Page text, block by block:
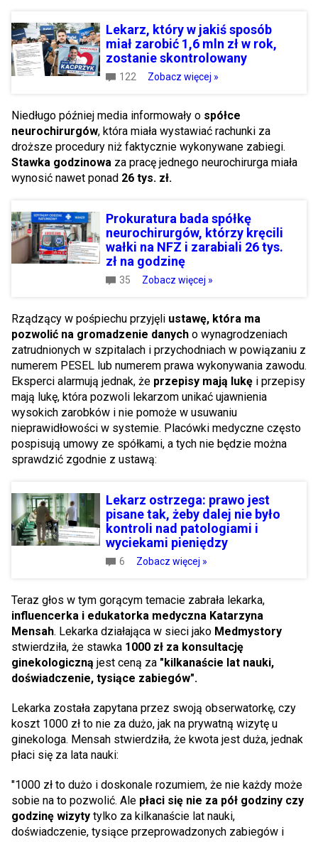
Lekarz, który w jakiś sposób
miał zarobić 1,6 mln zł w rok,
zostanie skontrolowany
122 Zobacz więcej »
Niedługo później media informowały o spółce
neurochirurgów, która miała wystawiać rachunki za
droższe procedury niż faktycznie wykonywane zabiegi.
Stawka godzinowa za pracę jednego neurochirurga miała
wynosić nawet ponad 26 tys. zł.
Prokuratura bada spółkę
neurochirurgów, którzy kręcili
wałki na NFZ i zarabiali 26 tys.
zł na godzinę
35 Zobacz więcej »
Rządzący w pośpiechu przyjęli ustawę, która ma
pozwolić na gromadzenie danych o wynagrodzeniach
zatrudnionych w szpitalach i przychodniach w powiązaniu z
numerem PESEL lub numerem prawa wykonywania zawodu.
Eksperci alarmują jednak, że przepisy mają lukę i przepisy
mają lukę, która pozwoli lekarzom unikać ujawnienia
wysokich zarobków i nie pomoże w usuwaniu
nieprawidłowości w systemie. Placówki medyczne często
pospisują umowy ze spółkami, a tych nie będzie można
sprawdzić zgodnie z ustawą:
Lekarz ostrzega: prawo jest
pisane tak, żeby dalej nie było
kontroli nad patologiami i
wyciekami pieniędzy
6 Zobacz więcej »
Teraz głos w tym gorącym temacie zabrała lekarka,
influencerka i edukatorka medyczna Katarzyna
Mensah. Lekarka działająca w sieci jako Medmystory
stwierdziła, że stawka 1000 zł za konsultację
ginekologiczną jest ceną za "kilkanaście lat nauki,
doświadczenie, tysiące zabiegów".
Lekarka została zapytana przez swoją obserwatorkę, czy
koszt 1000 zł to nie za dużo, jak na prywatną wizytę u
ginekologa. Mensah stwierdziła, że kwota jest duża, jednak
płaci się za lata nauki:
"1000 zł to dużo i doskonale rozumiem, że nie każdy może
sobie na to pozwolić. Ale płaci się nie za pół godziny czy
godzinę wizyty tylko za kilkanaście lat nauki,
doświadczenie, tysiące przeprowadzonych zabiegów i